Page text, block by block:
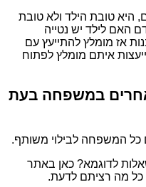
היא טובת הילד ולא טובת
האם לילד יש נטייה
אז מומלץ להתייעץ עם
איתם מומלץ לפתוח
במשפחה בעת
לדוגמא? כאן באתר